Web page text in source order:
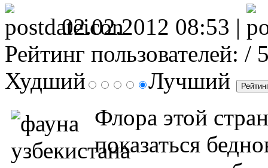
02.02.2012 08:53 |
Рейтинг пользователей: /
Худший
Лучший
Флора этой
показаться